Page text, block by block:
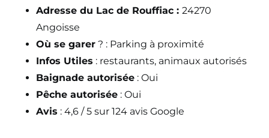
Adresse du Lac de Rouffiac : 24270
Angoisse
Où se garer ? : Parking à proximité
Infos Utiles : restaurants, animaux autorisés
Baignade autorisée : Oui
Pêche autorisée : Oui
Avis : 4,6 / 5 sur 124 avis Google